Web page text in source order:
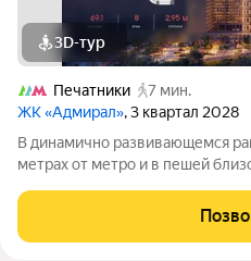
3D-тур
Печатники
7 мин.
ЖК «Адмирал», 3 квартал 2028
В динамично развивающемся
метрах от метро и в пешей
автомобилей, продается 3-
69.10 м. без отделки. Квартира